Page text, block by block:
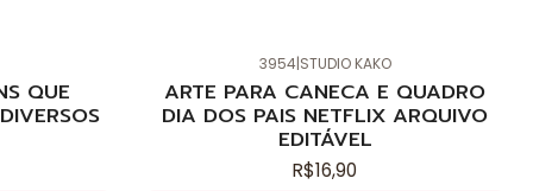
QUE
3954|STUDIO KAKO
ARTE PARA CANECA E QUADRO
DIA DOS PAIS NETFLIX ARQUIVO
EDITÁVEL
R$16,90